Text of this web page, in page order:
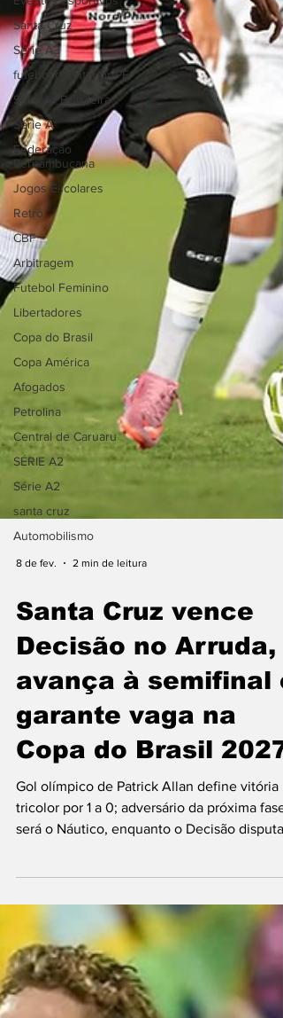
Santa Cruz
Série A3
futebol do interior PE
Seleção Brasileira
Série A
Federação
Pernambucana
Jogos Escolares
Retrô
CBF
Arbitragem
Futebol Feminino
Libertadores
Copa do Brasil
Copa América
Afogados
Petrolina
Central de Caruaru
SÉRIE A2
Série A2
santa cruz
Automobilismo
Santa Cruz vence
Decisão no Arruda,
avança à semifinal e
garante vaga na
Copa do Brasil 2027
Gol olímpico de Patrick Allan define vitória
tricolor por 1 a 0; adversário da próxima fase
a Série D em 2026 Foto: Rafael Melo / FPF
do Campeonato Pernambucano. Neste
domingo (8), no Arruda e sem presença de
público, a Cobra Coral venceu o Decisão por
a 0, com um gol olímpico de Patrick Allan, e
confirmou a vaga entre os quatro melhores